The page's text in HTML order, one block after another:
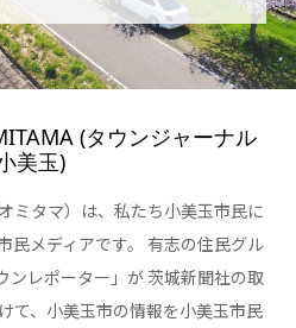
(タウンジャーナル
美玉)
ミタマ）は、私たち小美玉市民に
民メディアです。 有志の住民グル
ンレポーター」が 茨城新聞社の取
て、小美玉市の情報を小美玉市民